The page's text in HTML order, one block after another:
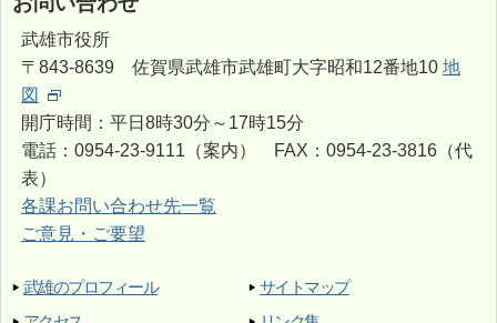
武雄市役所
〒843-8639 佐賀県武雄市武雄町大字昭和12番地10 地
図
開庁時間：平日8時30分～17時15分
電話：0954-23-9111（案内） FAX：0954-23-3816（代
表）
各課お問い合わせ先一覧
ご意見・ご要望
武雄のプロフィール
サイトマップ